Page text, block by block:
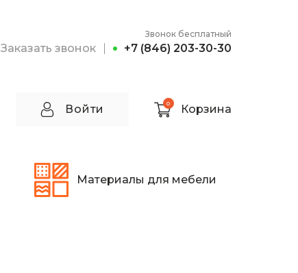
Заказать звонок
Звонок бесплатный
+7 (846) 203-30-30
Войти 0 Корзина
Материалы для мебели